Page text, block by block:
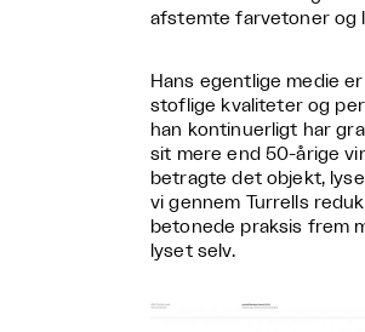
afstemte farvetoner og
Hans egentlige medie
stoflige kvaliteter og
han kontinuerligt har
sit mere end 50-årige
betragte det objekt,
vi gennem Turrells
betonede praksis frem
lyset selv.